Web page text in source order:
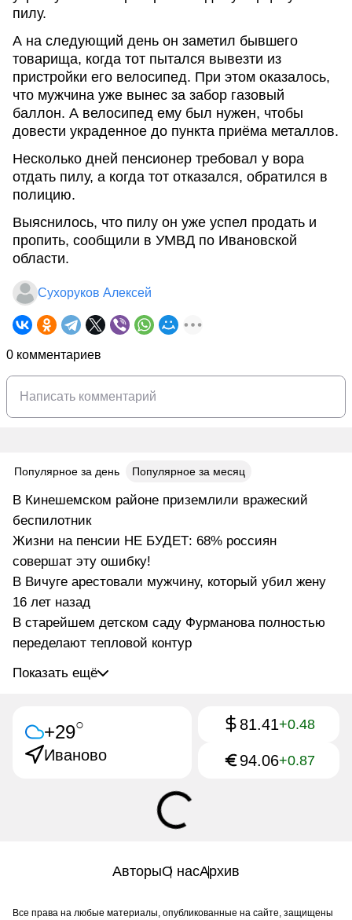
пилу.
А на следующий день он заметил бывшего
товарища, когда тот пытался вывезти из
пристройки его велосипед. При этом оказалось,
что мужчина уже вынес за забор газовый
баллон. А велосипед ему был нужен, чтобы
довести украденное до пункта приёма металлов.
Несколько дней пенсионер требовал у вора
отдать пилу, а когда тот отказался, обратился в
полицию.
Выяснилось, что пилу он уже успел продать и
пропить, сообщили в УМВД по Ивановской
области.
Сухоруков Алексей
0 комментариев
Популярное за день Популярное за месяц
В Кинешемском районе приземлили вражеский
беспилотник
Жизни на пенсии НЕ БУДЕТ: 68% россиян
совершат эту ошибку!
В Вичуге арестовали мужчину, который убил жену
16 лет назад
В старейшем детском саду Фурманова полностью
переделают тепловой контур
Показать ещё
+29○
Иваново
81.41+0.48
94.06+0.87
АвторыО насАрхив
Все права на любые материалы, опубликованные на сайте, защищены